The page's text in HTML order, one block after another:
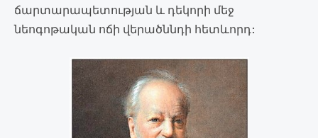
ճարտարապետության և դեկորի մեջ
նեոգոթական ոճի վերածննդի հետևորդ: